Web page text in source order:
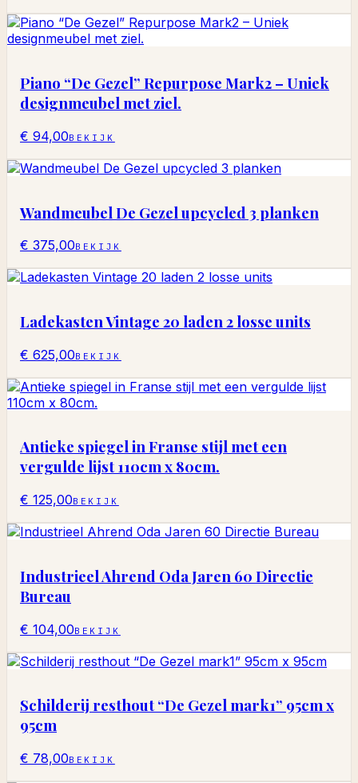
Piano “De Gezel” Repurpose Mark2 – Uniek
designmeubel met ziel.
€ 94,00BEKIJK
Wandmeubel De Gezel upcycled 3 planken
€ 375,00BEKIJK
Ladekasten Vintage 20 laden 2 losse units
€ 625,00BEKIJK
Antieke spiegel in Franse stijl met een
vergulde lijst 110cm x 80cm.
€ 125,00BEKIJK
Industrieel Ahrend Oda Jaren 60 Directie
Bureau
€ 104,00BEKIJK
Schilderij resthout “De Gezel mark1” 95cm x
95cm
€ 78,00BEKIJK